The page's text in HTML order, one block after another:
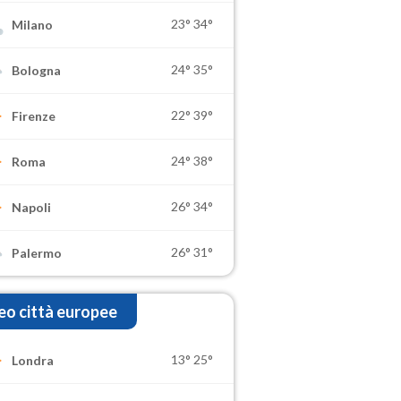
Milano 23° 34°
Bologna 24° 35°
Firenze 22° 39°
Roma 24° 38°
Napoli 26° 34°
Palermo 26° 31°
città europee
Londra 13° 25°